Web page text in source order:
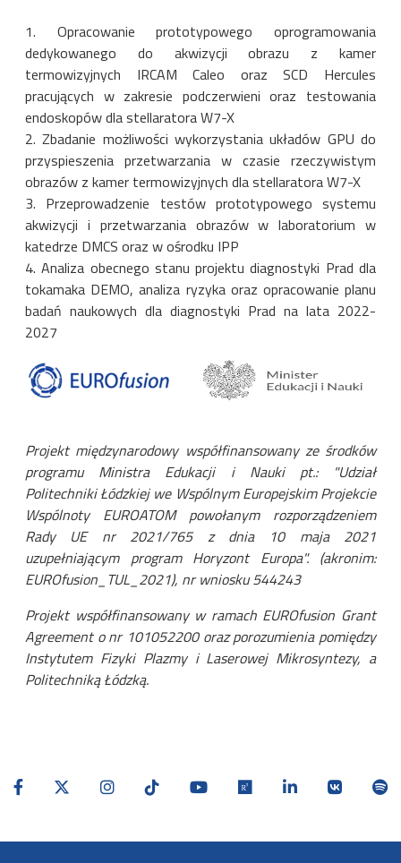
1. Opracowanie prototypowego oprogramowania
dedykowanego do akwizycji obrazu z kamer
termowizyjnych IRCAM Caleo oraz SCD Hercules
pracujących w zakresie podczerwieni oraz testowania
endoskopów dla stellaratora W7-X
2. Zbadanie możliwości wykorzystania układów GPU do
przyspieszenia przetwarzania w czasie rzeczywistym
obrazów z kamer termowizyjnych dla stellaratora W7-X
3. Przeprowadzenie testów prototypowego systemu
akwizycji i przetwarzania obrazów w laboratorium w
katedrze DMCS oraz w ośrodku IPP
4. Analiza obecnego stanu projektu diagnostyki Prad dla
tokamaka DEMO, analiza ryzyka oraz opracowanie planu
badań naukowych dla diagnostyki Prad na lata 2022-
2027
Projekt międzynarodowy współfinansowany ze środków
programu Ministra Edukacji i Nauki pt.: "Udział
Politechniki Łódzkiej we Wspólnym Europejskim Projekcie
Wspólnoty EUROATOM powołanym rozporządzeniem
Rady UE nr 2021/765 z dnia 10 maja 2021
uzupełniającym program Horyzont Europa". (akronim:
EUROfusion_TUL_2021), nr wniosku 544243
Projekt współfinansowany w ramach EUROfusion Grant
Agreement o nr 101052200 oraz porozumienia pomiędzy
Instytutem Fizyki Plazmy i Laserowej Mikrosyntezy, a
Politechniką Łódzką.